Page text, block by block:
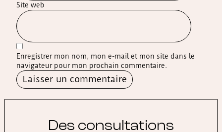
Site web
Enregistrer mon nom, mon e-mail et mon site dans le
navigateur pour mon prochain commentaire.
Des consultations